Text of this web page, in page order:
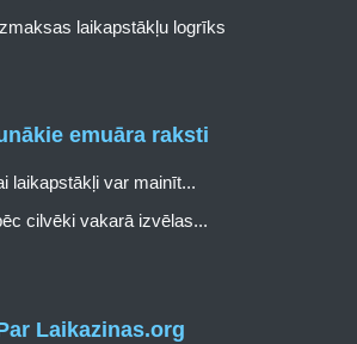
Laikazinas.org
laikapstākļu logrīks
emuāra raksti
laikapstākļi var mainīt...
cilvēki vakarā izvēlas...